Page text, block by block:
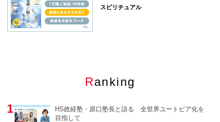
スピリチュアル
Ranking
HS政経塾・原口塾長と語る 全世界ユートピア化を
目指して